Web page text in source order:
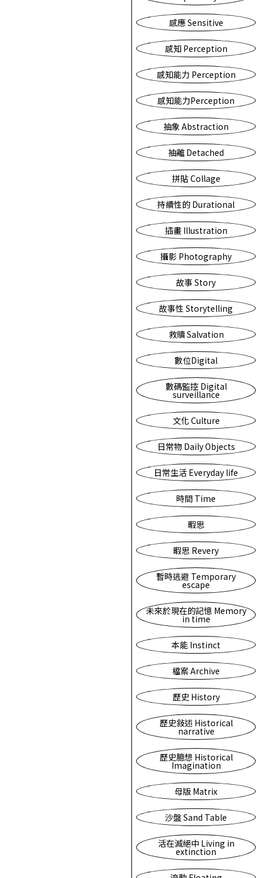
感應 Sensitive
感知 Perception
感知能力 Perception
感知能力Perception
抽象 Abstraction
抽離 Detached
拼貼 Collage
持續性的 Durational
插畫 Illustration
攝影 Photography
故事 Story
故事性 Storytelling
救贖 Salvation
數位Digital
數碼監控 Digital
surveillance
文化 Culture
日常物 Daily Objects
日常生活 Everyday life
時間 Time
暇思
暇思 Revery
暫時逃避 Temporary
escape
未來於現在的記憶 Memory
in time
本能 Instinct
檔案 Archive
歷史 History
歷史敍述 Historical
narrative
歷史臆想 Historical
Imagination
母版 Matrix
沙盤 Sand Table
活在滅絕中 Living in
extinction